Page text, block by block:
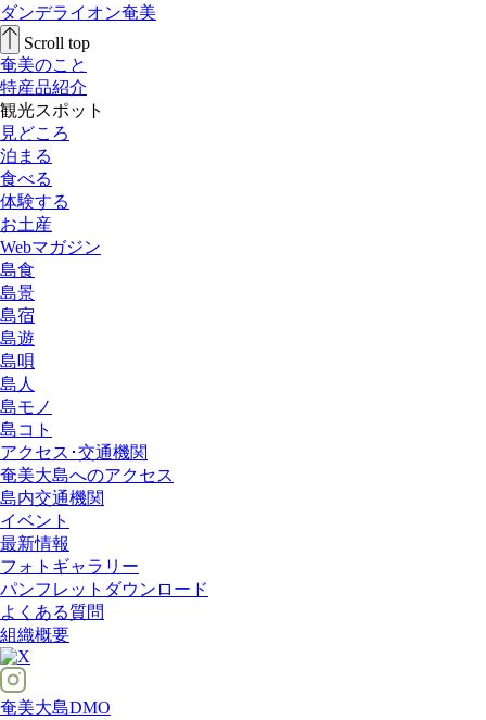
ダンデライオン奄美
Scroll top
奄美のこと
特産品紹介
観光スポット
見どころ
泊まる
食べる
体験する
お土産
Webマガジン
島食
島景
島宿
島遊
島唄
島人
島モノ
島コト
アクセス･交通機関
奄美大島へのアクセス
島内交通機関
イベント
最新情報
フォトギャラリー
パンフレットダウンロード
よくある質問
組織概要
奄美大島DMO